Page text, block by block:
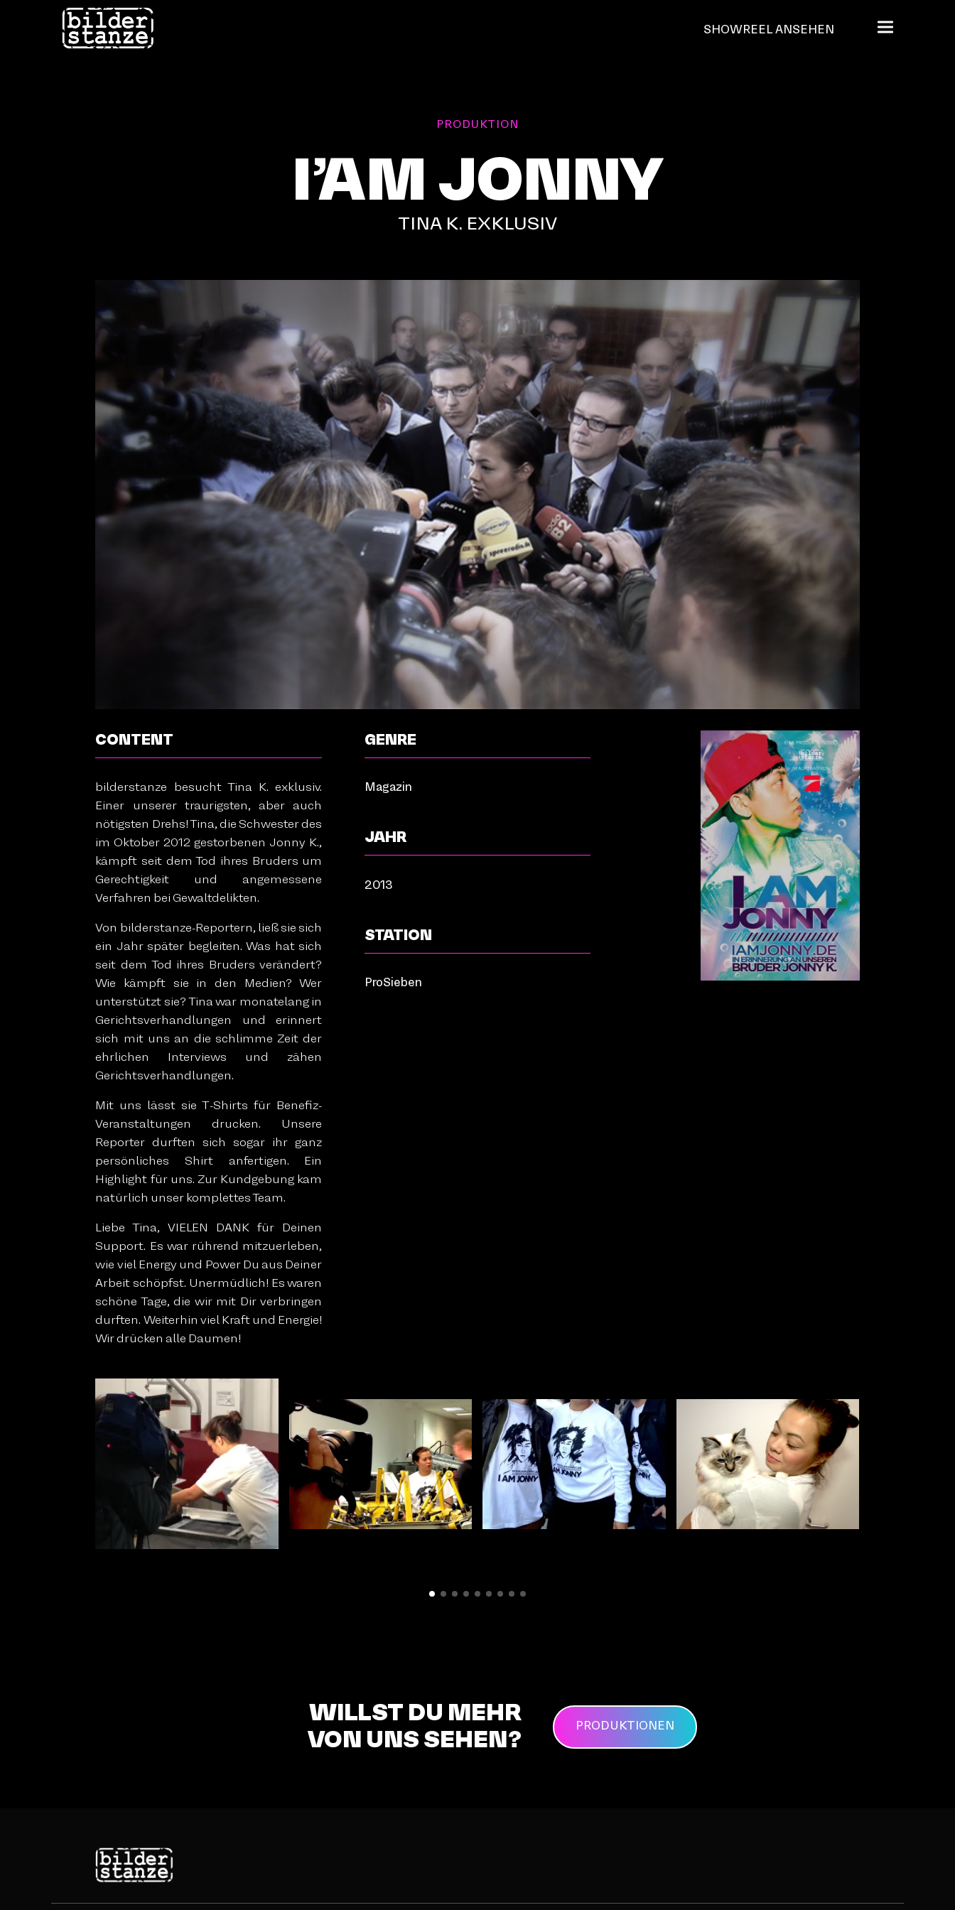
SHOWREEL ANSEHEN
PRODUKTION
I’AM JONNY
TINA K. EXKLUSIV
CONTENT
bilderstanze besucht Tina K. exklusiv.
Einer unserer traurigsten, aber auch
nötigsten Drehs! Tina, die Schwester des
im Oktober 2012 gestorbenen Jonny K.,
kämpft seit dem Tod ihres Bruders um
Gerechtigkeit und angemessene
Verfahren bei Gewaltdelikten.
Von bilderstanze-Reportern, ließ sie sich
ein Jahr später begleiten. Was hat sich
seit dem Tod ihres Bruders verändert?
Wie kämpft sie in den Medien? Wer
unterstützt sie? Tina war monatelang in
Gerichtsverhandlungen und erinnert
sich mit uns an die schlimme Zeit der
ehrlichen Interviews und zähen
Gerichtsverhandlungen.
Mit uns lässt sie T-Shirts für Benefiz-
Veranstaltungen drucken. Unsere
Reporter durften sich sogar ihr ganz
persönliches Shirt anfertigen. Ein
Highlight für uns. Zur Kundgebung kam
natürlich unser komplettes Team.
Liebe Tina, VIELEN DANK für Deinen
Support. Es war rührend mitzuerleben,
wie viel Energy und Power Du aus Deiner
Arbeit schöpfst. Unermüdlich! Es waren
schöne Tage, die wir mit Dir verbringen
durften. Weiterhin viel Kraft und Energie!
Wir drücken alle Daumen!
GENRE
Magazin
JAHR
2013
STATION
ProSieben
WILLST DU MEHR
VON UNS SEHEN?
PRODUKTIONEN